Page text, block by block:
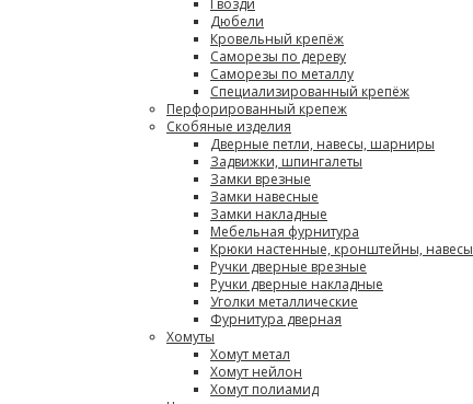
Гвозди
Дюбели
Кровельный крепёж
Саморезы по дереву
Саморезы по металлу
Специализированный крепёж
Перфорированный крепеж
Скобяные изделия
Дверные петли, навесы, шарниры
Задвижки, шпингалеты
Замки врезные
Замки навесные
Замки накладные
Мебельная фурнитура
Крюки настенные, кронштейны, навесы
Ручки дверные врезные
Ручки дверные накладные
Уголки металлические
Фурнитура дверная
Хомуты
Хомут метал
Хомут нейлон
Хомут полиамид